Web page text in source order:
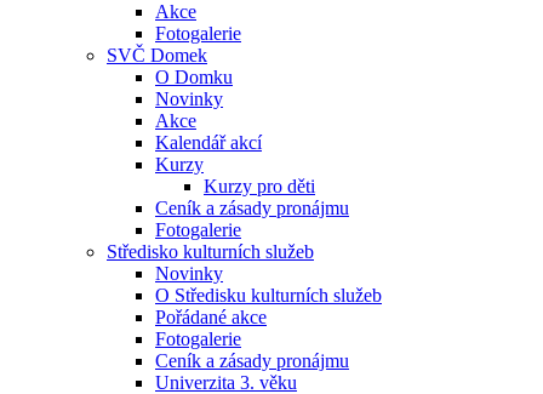
Akce
Fotogalerie
SVČ Domek
O Domku
Novinky
Akce
Kalendář akcí
Kurzy
Kurzy pro děti
Ceník a zásady pronájmu
Fotogalerie
Středisko kulturních služeb
Novinky
O Středisku kulturních služeb
Pořádané akce
Fotogalerie
Ceník a zásady pronájmu
Univerzita 3. věku